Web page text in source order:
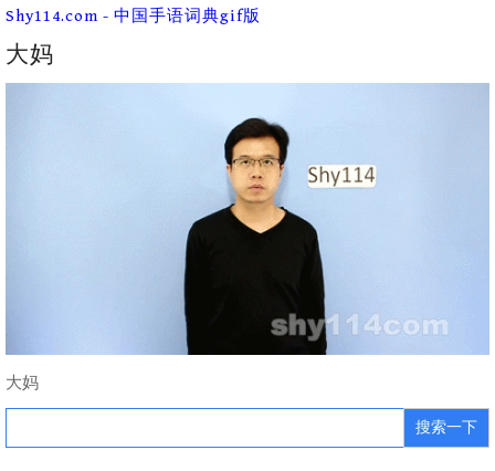
Skip
content
Shy114.com - 中国手语词典gif版
大妈
大妈
Search